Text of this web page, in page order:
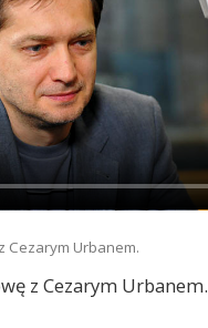
Cezarym Urbanem.
z Cezarym Urbanem.